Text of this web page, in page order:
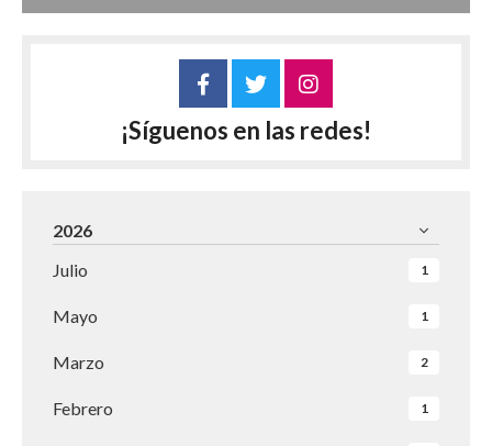
¡Síguenos en las redes!
2026
Julio
1
Mayo 1
Marzo 2
Febrero 1